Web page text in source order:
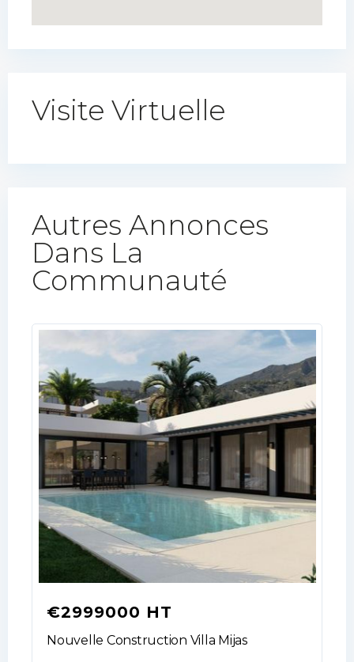
Visite Virtuelle
Autres Annonces
Dans La
Communauté​
€2999000 HT
Nouvelle Construction Villa Mijas